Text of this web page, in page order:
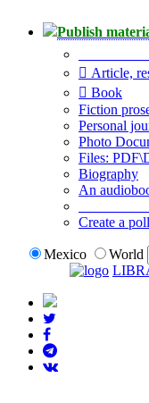
Publish
Article,
Book
Fiction
Personal
Photo
Files:
Biography
An
Create a poll
Mexico
World